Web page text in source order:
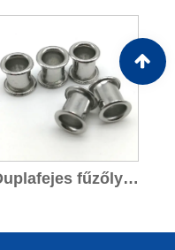
Duplafejes fűzőlyukak